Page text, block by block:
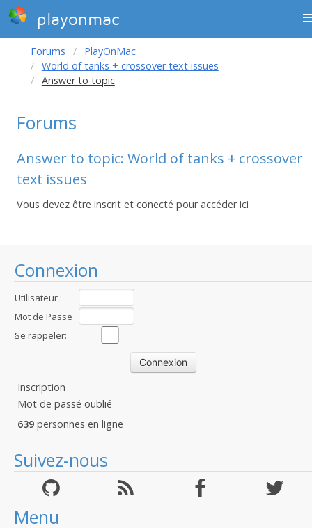
playonmac
Connexion
Utilisateur :
Mot de Passe
:Se rappeler:
Inscription
Mot de passé oublié
639 personnes en ligne
Suivez-nous
Menu
Forums
PlayOnMac
World of tanks + crossover text issues
Answer to topic
Forums
Answer to topic: World of tanks + crossover
text issues
Vous devez être inscrit et conecté pour accéder ici